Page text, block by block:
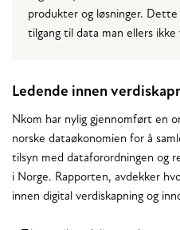
produkter og løsninger. Dette
tilgang til data man ellers
Ledende innen
Nkom har nylig gjennomført en
norske dataøkonomien for å
tilsyn med dataforordningen og
i Norge. Rapporten, avdekker
innen digital verdiskapning og